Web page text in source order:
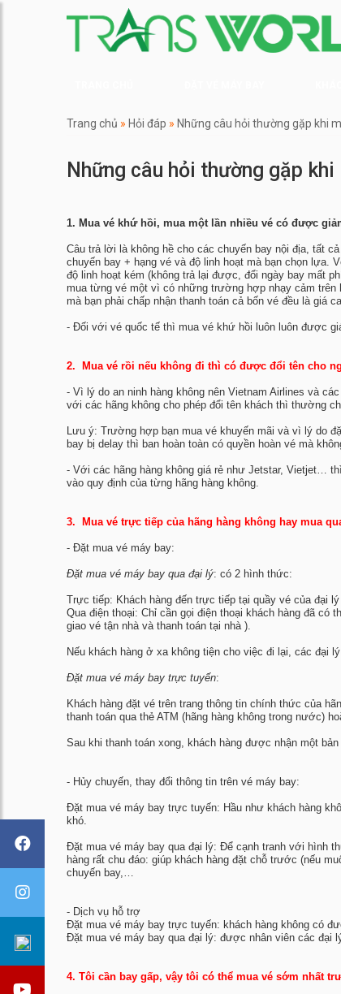
Trang chủ » Hỏi đáp » Những câu hỏi thường gặp khi
Những câu hỏi thường gặp
1. Mua vé khứ hồi, mua một lần nhiều vé có được
Câu trả lời là không hề cho các chuyến bay nội địa, tất
chuyến bay + hạng vé và độ linh hoạt mà bạn chọn lựa.
độ linh hoạt kém (không trả lại được, đổi ngày bay mất
mua từng vé một vì có những trường hợp nhạy cảm trên
mà bạn phải chấp nhận thanh toán cả bốn vé đều là giá
- Đối với vé quốc tế thì mua vé khứ hồi luôn luôn được
2. Mua vé rồi nếu không đi thì có được đổi tên cho
- Vì lý do an ninh hàng không nên Vietnam Airlines và
với các hãng không cho phép đổi tên khách thì thường
Lưu ý: Trường hợp bạn mua vé khuyến mãi và vì lý do
bay bị delay thì ban hoàn toàn có quyền hoàn vé mà
- Với các hãng hàng không giá rẻ như Jetstar, Vietjet…
vào quy định của từng hãng hàng không.
3. Mua vé trực tiếp của hãng hàng không hay mua
- Đặt mua vé máy bay:
Đặt mua vé máy bay qua đại lý: có 2 hình thức:
Trực tiếp: Khách hàng đến trực tiếp tại quầy vé của đại
Qua điện thoại: Chỉ cần gọi điện thoại khách hàng đã
giao vé tận nhà và thanh toán tại nhà ).
Nếu khách hàng ở xa không tiện cho việc đi lại, các đại
Đặt mua vé máy bay trực tuyến:
Khách hàng đặt vé trên trang thông tin chính thức của
thanh toán qua thẻ ATM (hãng hàng không trong nước)
Sau khi thanh toán xong, khách hàng được nhận một
- Hủy chuyến, thay đổi thông tin trên vé máy bay:
Đặt mua vé máy bay trực tuyến: Hầu như khách hàng
khó.
Đặt mua vé máy bay qua đại lý: Để cạnh tranh với hình
hàng rất chu đáo: giúp khách hàng đặt chỗ trước (nếu
chuyến bay,…
- Dịch vụ hỗ trợ
Đặt mua vé máy bay trực tuyến: khách hàng không có
Đặt mua vé máy bay qua đại lý: được nhân viên các đại
4. Tôi cần bay gấp, vậy tôi có thể mua vé sớm nhất